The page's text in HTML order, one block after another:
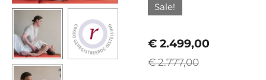
Sale!
€ 2.499,00
€ 2.777,00